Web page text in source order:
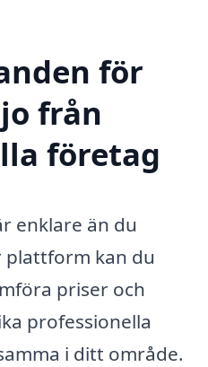
för
från
företag
enklare än du
plattform kan du
priser och
professionella
i ditt område.